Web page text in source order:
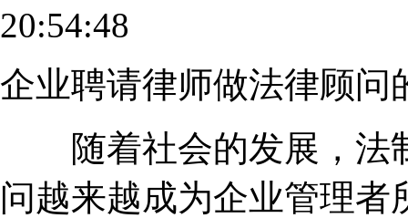
20:54:48
企业聘请律师做法律顾问
随着社会的发展，法
问越来越成为企业管理